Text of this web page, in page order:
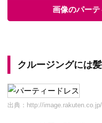
画像のパーテ
クルージングには
出典： http://image.rakuten.co.jp/